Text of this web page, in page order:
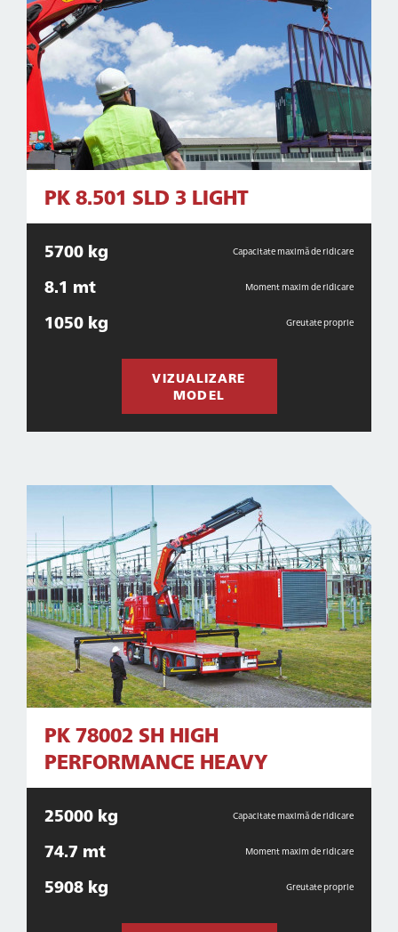
PK 8.501 SLD 3 LIGHT
5700 kg Capacitate maximă de ridicare
8.1 mt Moment maxim de ridicare
1050 kg Greutate proprie
VIZUALIZARE
MODEL
PK 78002 SH HIGH
PERFORMANCE HEAVY
25000 kg Capacitate maximă de ridicare
74.7 mt Moment maxim de ridicare
5908 kg Greutate proprie